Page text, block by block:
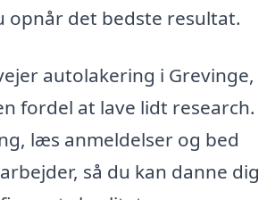
opnår det bedste resultat.
autolakering i Grevinge,
fordel at lave lidt research.
læs anmeldelser og bed
så du kan danne dig